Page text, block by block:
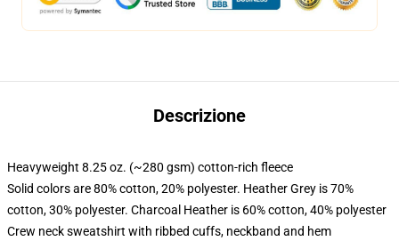
Descrizione
Heavyweight 8.25 oz. (~280 gsm) cotton-rich fleece
Solid colors are 80% cotton, 20% polyester. Heather Grey is 70%
cotton, 30% polyester. Charcoal Heather is 60% cotton, 40% polyester
Crew neck sweatshirt with ribbed cuffs, neckband and hem